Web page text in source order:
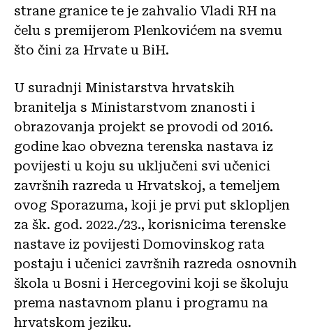
strane granice te je zahvalio Vladi RH na
čelu s premijerom Plenkovićem na svemu
što čini za Hrvate u BiH.
U suradnji Ministarstva hrvatskih
branitelja s Ministarstvom znanosti i
obrazovanja projekt se provodi od 2016.
godine kao obvezna terenska nastava iz
povijesti u koju su uključeni svi učenici
završnih razreda u Hrvatskoj, a temeljem
ovog Sporazuma, koji je prvi put sklopljen
za šk. god. 2022./23., korisnicima terenske
nastave iz povijesti Domovinskog rata
postaju i učenici završnih razreda osnovnih
škola u Bosni i Hercegovini koji se školuju
prema nastavnom planu i programu na
hrvatskom jeziku.